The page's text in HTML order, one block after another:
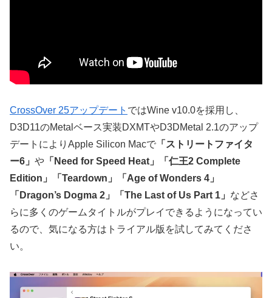
CrossOver 25アップデート ではWine v10.0を採用し、
D3D11のMetalベース実装DXMTやD3DMetal 2.1のアップ
デートによりApple Silicon Macで 「ストリートファイタ
ー6」 や 「Need for Speed Heat」
「仁王2 Complete
Edition」
「Teardown」
「Age of Wonders 4」
「Dragon’s Dogma 2」
「The Last of Us Part 1」 などさ
らに多くのゲームタイトルがプレイできるようになってい
るので、気になる方はトライアル版を試してみてくださ
い。